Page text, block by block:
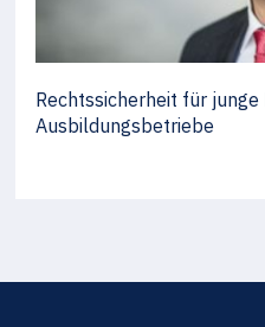
Rechtssicherheit für
Ausbildungsbetriebe